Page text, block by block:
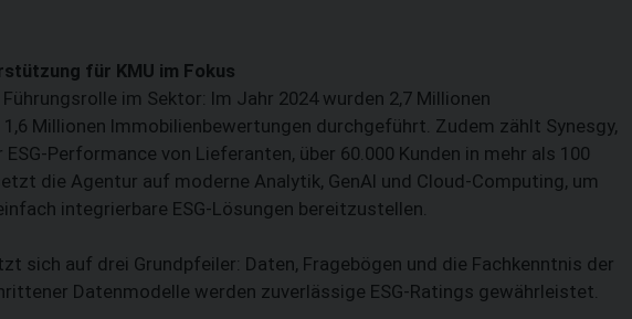
für KMU im Fokus
im Sektor: Im Jahr 2024 wurden 2,7 Millionen
Millionen Immobilienbewertungen durchgeführt. Zudem zählt Synesgy,
Performance von Lieferanten, über 60.000 Kunden in mehr als 100
die Agentur auf moderne Analytik, GenAI und Cloud-Computing, um
integrierbare ESG-Lösungen bereitzustellen.
sich auf drei Grundpfeiler: Daten, Fragebögen und die Fachkenntnis der
Datenmodelle werden zuverlässige ESG-Ratings gewährleistet.